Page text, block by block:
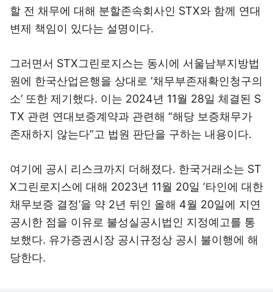
할 전 채무에 대해 분할존속회사인 STX와 함께 연대
변제 책임이 있다는 설명이다.
그러면서 STX그린로지스는 동시에 서울남부지방법
원에 한국산업은행을 상대로 ‘채무부존재확인청구의
소’ 또한 제기했다. 이는 2024년 11월 28일 체결된 S
TX 관련 연대보증계약과 관련해 “해당 보증채무가
존재하지 않는다”고 법원 판단을 구하는 내용이다.
여기에 공시 리스크까지 더해졌다. 한국거래소는 ST
X그린로지스에 대해 2023년 11월 20일 ‘타인에 대한
채무보증 결정’을 약 2년 뒤인 올해 4월 20일에 지연
공시한 점을 이유로 불성실공시법인 지정예고를 통
보했다. 유가증권시장 공시규정상 공시 불이행에 해
당한다.